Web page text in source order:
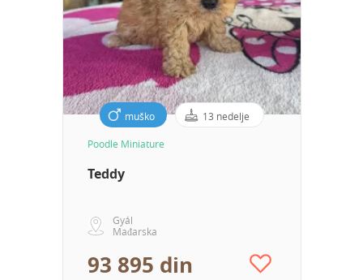
muško 13 nedelje
Poodle Miniature
Teddy
Gyál
Mađarska
93 895 din